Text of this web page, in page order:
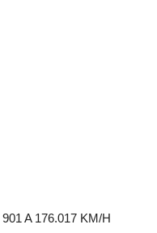
A 176.017 KM/H